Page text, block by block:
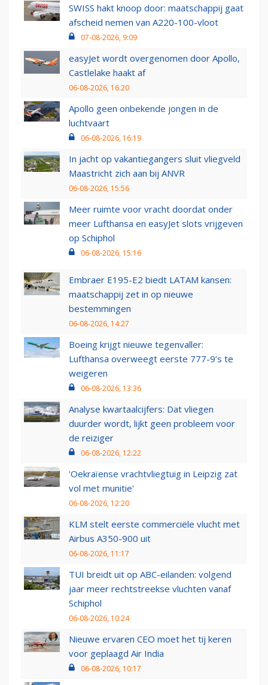
SWISS hakt knoop door: maatschappij gaat
afscheid nemen van A220-100-vloot
07-08-2026, 9:09
easyJet wordt overgenomen door Apollo,
Castlelake haakt af
06-08-2026, 16:20
Apollo geen onbekende jongen in de
luchtvaart
06-08-2026, 16:19
In jacht op vakantiegangers sluit vliegveld
Maastricht zich aan bij ANVR
06-08-2026, 15:56
Meer ruimte voor vracht doordat onder
meer Lufthansa en easyJet slots vrijgeven
op Schiphol
06-08-2026, 15:16
Embraer E195-E2 biedt LATAM kansen:
maatschappij zet in op nieuwe
bestemmingen
06-08-2026, 14:27
Boeing krijgt nieuwe tegenvaller:
Lufthansa overweegt eerste 777-9’s te
weigeren
06-08-2026, 13:36
Analyse kwartaalcijfers: Dat vliegen
duurder wordt, lijkt geen probleem voor
de reiziger
06-08-2026, 12:22
'Oekraïense vrachtvliegtuig in Leipzig zat
vol met munitie'
06-08-2026, 12:20
KLM stelt eerste commerciële vlucht met
Airbus A350-900 uit
06-08-2026, 11:17
TUI breidt uit op ABC-eilanden: volgend
jaar meer rechtstreekse vluchten vanaf
Schiphol
06-08-2026, 10:24
Nieuwe ervaren CEO moet het tij keren
voor geplaagd Air India
06-08-2026, 10:17